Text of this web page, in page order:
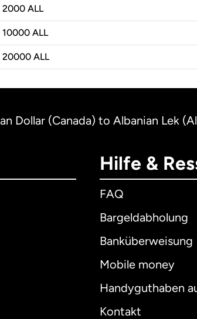
2000 ALL
10000 ALL
20000 ALL
Dollar (Canada) to Albanian Lek
Hilfe &
FAQ
Bargeldabholung
Banküberweisung
Mobile money
Handyguthaben
Kontakt